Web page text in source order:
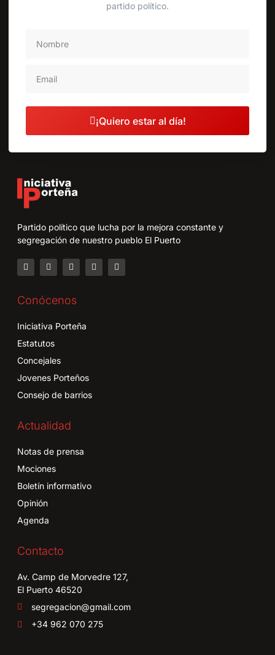
partido político.
¡Quiero estar al día!
Partido político que lucha por la mejora constante y
segregación de nuestro pueblo El Puerto
Conócenos
Iniciativa Porteña
Estatutos
Concejales
Jovenes Porteños
Consejo de barrios
Actualidad
Notas de prensa
Mociones
Boletín informativo
Opinión
Agenda
Contacto
Av. Camp de Morvedre 127,
El Puerto 46520
segregacion@gmail.com
+34 962 070 275